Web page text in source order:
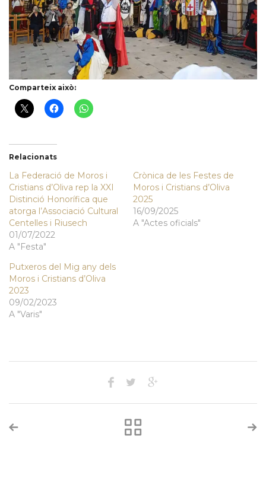
Comparteix això:
Relacionats
La Federació de Moros i
Cristians d’Oliva rep la XXI
Distinció Honorífica que
atorga l’Associació Cultural
Centelles i Riusech
01/07/2022
A "Festa"
Crònica de les Festes de
Moros i Cristians d’Oliva
2025
16/09/2025
A "Actes oficials"
Putxeros del Mig any dels
Moros i Cristians d’Oliva
2023
09/02/2023
A "Varis"